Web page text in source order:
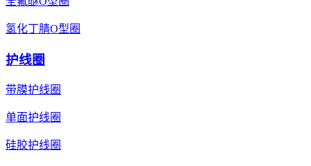
氢化丁腈O型圈
护线圈
带膜护线圈
单面护线圈
硅胶护线圈